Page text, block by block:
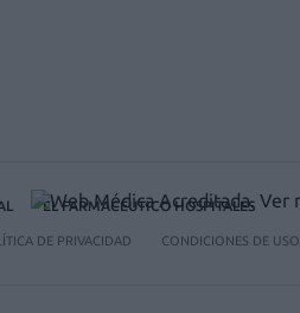
EL FARMACÉUTICO HOSPITALES
DE PRIVACIDAD CONDICIONES DE USO